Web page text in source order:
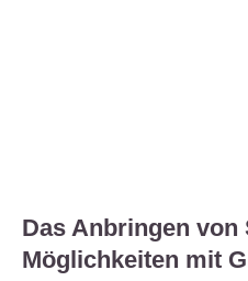
Das Anbringen
Möglichkeiten mit